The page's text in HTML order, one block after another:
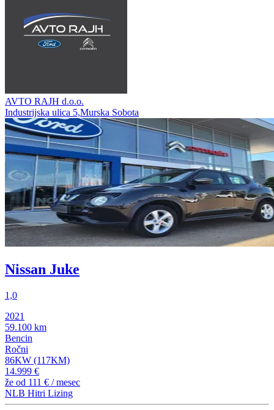
AVTO RAJH d.o.o.
Industrijska ulica 5,Murska Sobota
Nissan Juke
1,0
2021
59.100 km
Bencin
Ročni
86KW (117KM)
14.999 €
že od 111 € / mesec
NLB Hitri Lizing